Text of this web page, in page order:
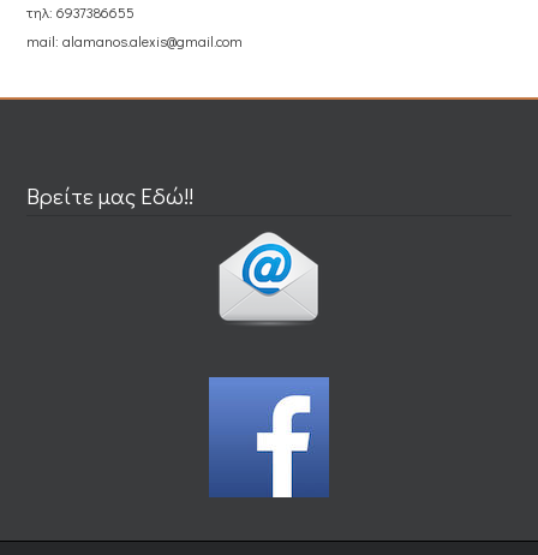
τηλ: 6937386655
mail: alamanos.alexis@gmail.com
Βρείτε μας Εδώ!!